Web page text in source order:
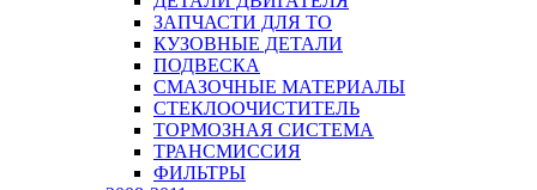
ЗАПЧАСТИ ДЛЯ ТО
КУЗОВНЫЕ ДЕТАЛИ
ПОДВЕСКА
СМАЗОЧНЫЕ МАТЕРИАЛЫ
СТЕКЛООЧИСТИТЕЛЬ
ТОРМОЗНАЯ СИСТЕМА
ТРАНСМИССИЯ
ФИЛЬТРЫ